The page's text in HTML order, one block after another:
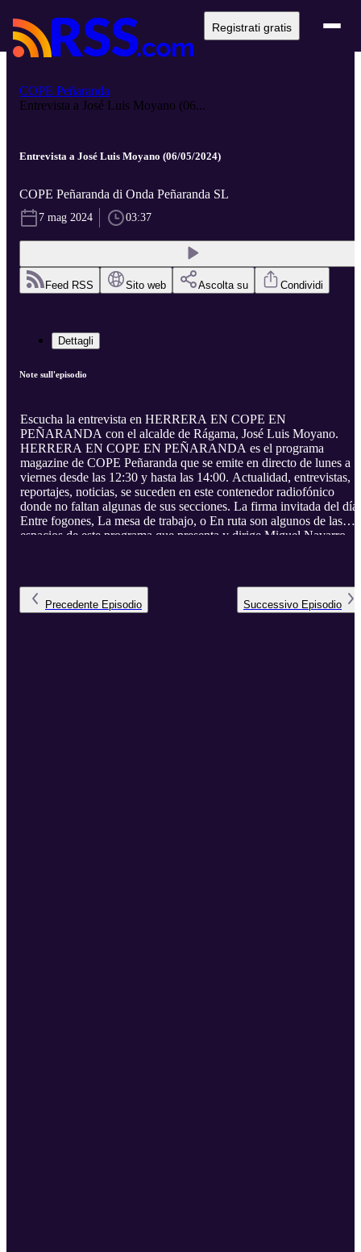
Registrati gratis
COPE Peñaranda
Entrevista a José Luis Moyano (06...
Entrevista a José Luis Moyano (06/05/2024)
COPE Peñaranda di Onda Peñaranda SL
7 mag 2024 03:37
Feed RSS Sito web Ascolta su Condividi
Dettagli
Note sull'episodio
Escucha la entrevista en HERRERA EN COPE EN
PEÑARANDA con el alcalde de Rágama, José Luis Moyano.
HERRERA EN COPE EN PEÑARANDA es el programa
magazine de COPE Peñaranda que se emite en directo de lunes a
viernes desde las 12:30 y hasta las 14:00. Actualidad, entrevistas,
reportajes, noticias, se suceden en este contenedor radiofónico
donde no faltan algunas de sus secciones. La firma invitada del día,
Entre fogones, La mesa de trabajo, o En ruta son algunos de las
espacios de este programa que presenta y dirige Miguel Navarro.
Precedente Episodio Successivo Episodio